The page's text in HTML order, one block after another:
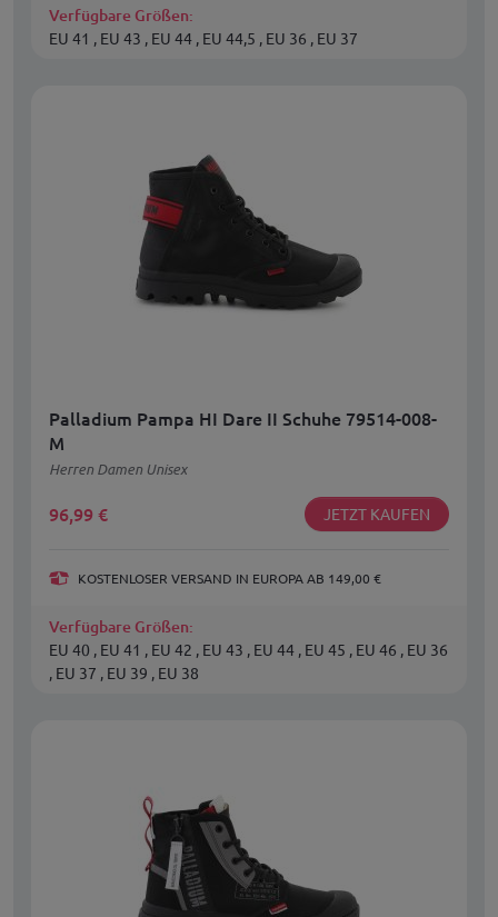
Verfügbare Größen:
EU 41 , EU 43 , EU 44 , EU 44,5 , EU 36 , EU 37
Palladium Pampa HI Dare II Schuhe 79514-008-
M
Herren Damen Unisex
96,99 € JETZT KAUFEN
KOSTENLOSER VERSAND IN EUROPA AB 149,00 €
Verfügbare Größen:
EU 40 , EU 41 , EU 42 , EU 43 , EU 44 , EU 45 , EU 46 , EU 36
, EU 37 , EU 39 , EU 38